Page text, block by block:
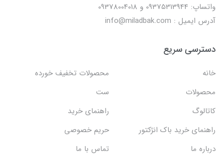
واتساپ: 09375313944 و 09378004018
آدرس ایمیل : info@miladbak.com
دسترسی سریع
خانه
محصولات تخفیف خورده
محصولات
ست
کاتالوگ
راهنمای خرید
راهنمای خرید باک انژکتور
حریم خصوصی
درباره ما
تماس با ما